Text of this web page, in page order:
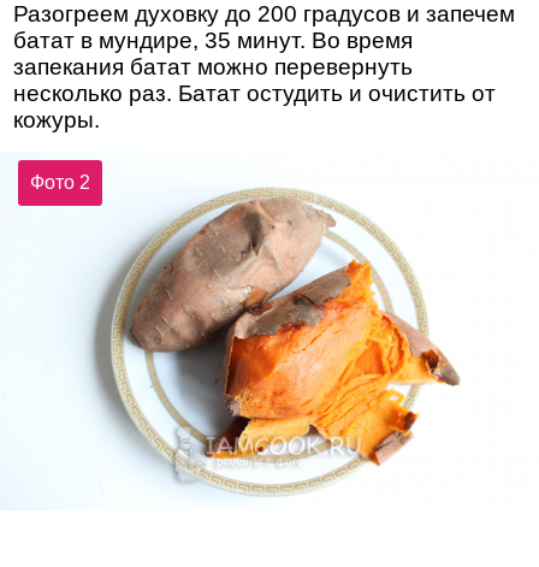
Разогреем духовку до 200 градусов и запечем
батат в мундире, 35 минут. Во время
запекания батат можно перевернуть
несколько раз. Батат остудить и очистить от
кожуры.
Фото 2